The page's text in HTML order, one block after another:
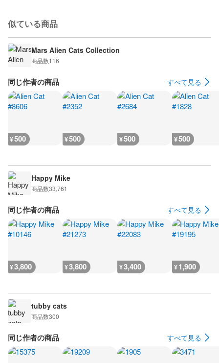
似ている商品
Mars Alien Cats Collection
商品数116
同じ作者の商品 すべて見る
¥500 ¥500 ¥500 ¥500
Happy Mike
商品数33,761
同じ作者の商品 すべて見る
¥3,800 ¥3,800 ¥3,400 ¥1,900
tubby cats
商品数300
同じ作者の商品 すべて見る